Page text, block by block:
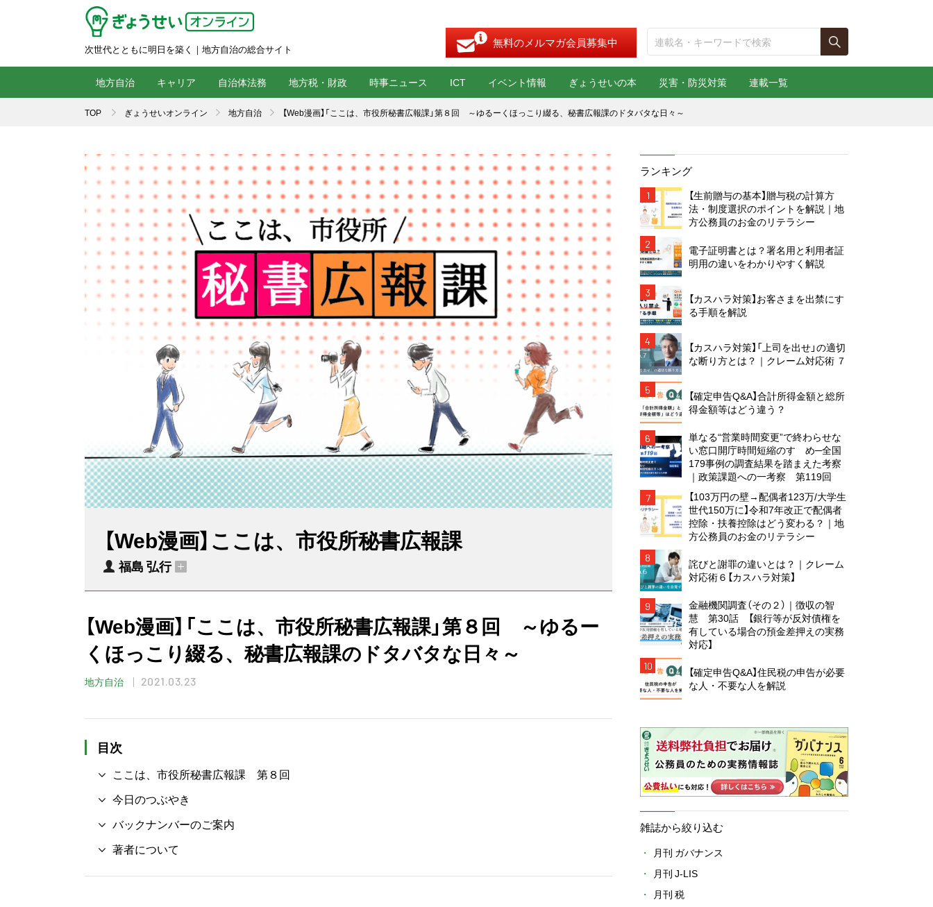
次世代とともに明日を築く｜地方自治の総合サイト 無料のメルマガ会員募集中
地方自治 キャリア 自治体法務 地方税・財政 時事ニュース ICT イベント情報 ぎょうせいの本 災害・防災対策 連載一覧
TOP ぎょうせいオンライン 地方自治 【Web漫画】「ここは、市役所秘書広報課」第８回 ～ゆるーくほっこり綴る、秘書広報課のドタバタな日々～
【Web漫画】ここは、市役所秘書広報課
福島 弘行
【Web漫画】「ここは、市役所秘書広報課」第８回 ～ゆるー
くほっこり綴る、秘書広報課のドタバタな日々～
地方自治 2021.03.23
目次
ここは、市役所秘書広報課 第８回
今日のつぶやき
バックナンバーのご案内
著者について
ランキング
1
【生前贈与の基本】贈与税の計算方
法・制度選択のポイントを解説｜地
方公務員のお金のリテラシー
2
電子証明書とは？署名用と利用者証
明用の違いをわかりやすく解説
3
【カスハラ対策】お客さまを出禁にす
る手順を解説
4
【カスハラ対策】「上司を出せ」の適切
な断り方とは？｜クレーム対応術 ７
5
【確定申告Q&A】合計所得金額と総所
得金額等はどう違う？
6
単なる“営業時間変更”で終わらせな
い窓口開庁時間短縮のすゝめ─全国
179事例の調査結果を踏まえた考察
｜政策課題への一考察 第119回
7
【103万円の壁→配偶者123万/大学生
世代150万に】令和7年改正で配偶者
控除・扶養控除はどう変わる？｜地
方公務員のお金のリテラシー
8
詫びと謝罪の違いとは？｜クレーム
対応術６【カスハラ対策】
9
金融機関調査（その２）｜徴収の智
慧 第30話 【銀行等が反対債権を
有している場合の預金差押えの実務
対応】
10
【確定申告Q&A】住民税の申告が必要
な人・不要な人を解説
雑誌から絞り込む
月刊 ガバナンス
月刊 J-LIS
月刊 税